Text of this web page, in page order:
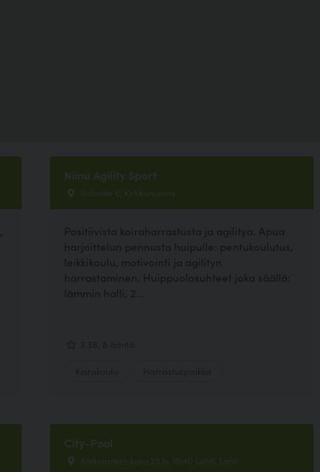
Niinu Agility Sport
Salmitie 6, Kirkkonummi
Positiivista koiraharrastusta ja agilitya. Apua
harjoittelun pennusta huipulle: pentukoulutus,
leikkikoulu, motivointi ja agilityn
harrastaminen. Huippuolosuhteet joka säällä:
lämmin halli, 2...
City-Pool
Aleksanterinkatu 25 b, 15140 Lahti, Lahti